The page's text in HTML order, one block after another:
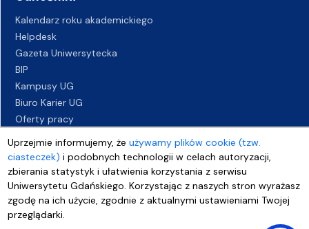
Uprzejmie informujemy, żeużywamy plików cookie (tzw.
ciasteczek) i podobnych technologii w celach autoryzacji,
zbierania statystyk i ułatwienia korzystania z serwisu
Uniwersytetu Gdańskiego. Korzystając z naszych stron wyrażasz
zgodę na ich użycie, zgodnie z aktualnymi ustawieniami Twojej
przeglądarki.
Kalendarz roku akademickiego
Helpdesk
Gazeta Uniwersytecka
BIP
Kampusy UG
Biuro Karier UG
Oferty pracy